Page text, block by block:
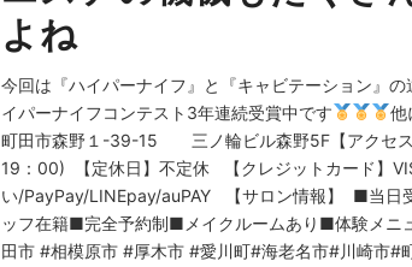
よね
今回は『ハイパーナイフ』と『キャビテーション』
イパーナイフコンテスト3年連続受賞中です
他
町田市森野１-39-15 三ノ輪ビル森野5F【アクセス
19：00) ⁡【定休日】不定休 ⁡【クレジットカード】
い/PayPay/LINEpay/auPAY 【サロン情報】 ■当日
ッフ在籍■完全予約制■メイクルームあり■体験メ
田市 #相模原市 #厚木市 #愛川町#海老名市#川崎市